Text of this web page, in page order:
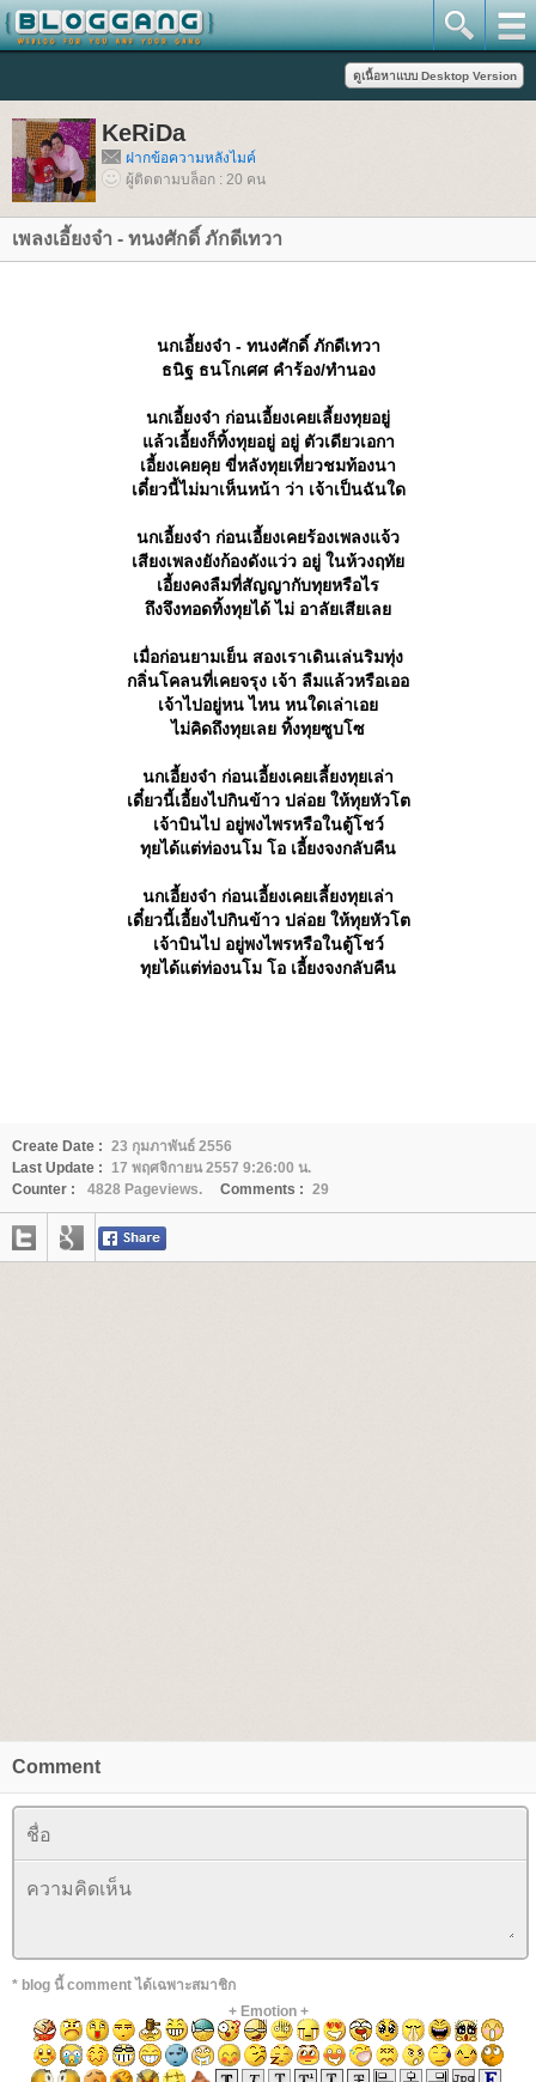
KeRiDa
ฝากข้อความหลังไมค์
ผู้ติดตามบล็อก : 20 คน
เพลงเอี้ยงจ๋า - ทนงศักดิ์ ภักดีเทวา
นกเอี้ยงจ๋า - ทนงศักดิ์ ภักดีเทวา
ธนิฐ ธนโกเศศ คำร้อง/ทำนอง
นกเอี้ยงจ๋า ก่อนเอี้ยงเคยเลี้ยงทุยอยู่
ล้วเอี้ยงก็ทิ้งทุยอยู่ อยู่ ตัวเดียวเอกา
เอี้ยงเคยคุย ขี่หลังทุยเที่ยวชมท้องนา
เดี๋ยวนี้ไม่มาเห็นหน้า ว่า เจ้าเป็นฉันใด
นกเอี้ยงจ๋า ก่อนเอี้ยงเคยร้องเพลงแจ้ว
เสียงเพลงยังก้องดังแว่ว อยู่ ในห้วงฤทั
เอี้ยงคงลืมที่สัญญากับทุยหรือไร
ถึงจึงทอดทิ้งทุยได้ ไม่ อาลัยเสียเล
เมื่อก่อนยามเย็น สองเราเดินเล่นริมทุ่ง
กลิ่นโคลนที่เคยจรุง เจ้า ลืมแล้วหรือเออ
เจ้าไปอยู่หน ไหน หนใดเล่าเอ
ไม่คิดถึงทุยเลย ทิ้งทุยซูบโซ
นกเอี้ยงจ๋า ก่อนเอี้ยงเคยเลี้ยงทุยเล่า
เดี๋ยวนี้เอี้ยงไปกินข้าว ปล่อย ให้ทุยหัวโต
เจ้าบินไป อยู่พงไพรหรือในตู้โชว์
ทุยได้แต่ท่องนโม โอ เอี้ยงจงกลับคืน
นกเอี้ยงจ๋า ก่อนเอี้ยงเคยเลี้ยงทุยเล่า
เดี๋ยวนี้เอี้ยงไปกินข้าว ปล่อย ให้ทุยหัวโต
เจ้าบินไป อยู่พงไพรหรือในตู้โชว์
ทุยได้แต่ท่องนโม โอ เอี้ยงจงกลับคืน
Create Date : 23 กุมภาพันธ์ 2556
Last Update : 17 พฤศจิกายน 2557 9:26:00 น.
Counter :
4828 Pageviews. Comments : 29
Comment
* blog นี้ comment ได้เฉพาะสมาชิก
+ Emotion+